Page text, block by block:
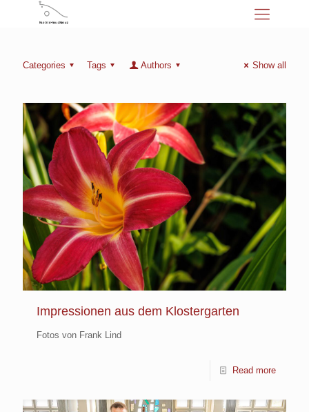
Categories Tags Authors Show all
Impressionen aus dem Klostergarten
Fotos von Frank Lind
Read more